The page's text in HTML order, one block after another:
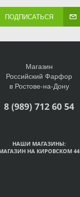
ПОДПИСАТЬСЯ
Магазин
Российский Фарфор
в Ростове-на-Дону
8 (989) 712 60 54
НАШИ МАГАЗИНЫ:
НА КИРОВСКОМ 44